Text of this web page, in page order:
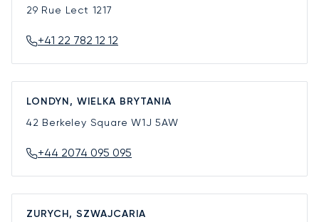
29 Rue Lect 1217
+41 22 782 12 12
LONDYN, WIELKA BRYTANIA
42 Berkeley SquareW1J 5AW
+44 2074 095 095
ZURYCH, SZWAJCARIA